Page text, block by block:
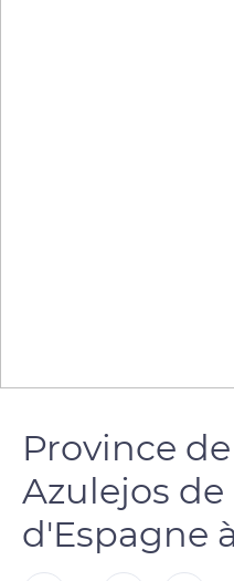
Province
Azulejos
d'Espagne